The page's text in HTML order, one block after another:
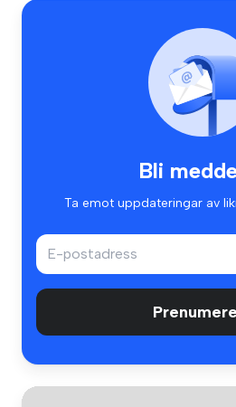
Bli
Ta emot uppdateringar av